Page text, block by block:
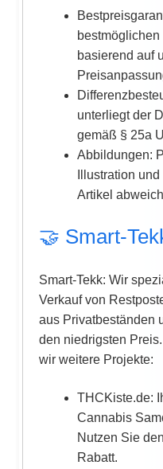
basierend auf
unterliegt der
gemäß § 25a
Abbildungen:
Illustration
Artikel
🤝 Smart-
Smart-Tekk: Wir
Verkauf von
aus Privatbeständen
den niedrigsten
wir weitere Projekte:
THCKiste.de:
Cannabis
Nutzen Sie
Rabatt.